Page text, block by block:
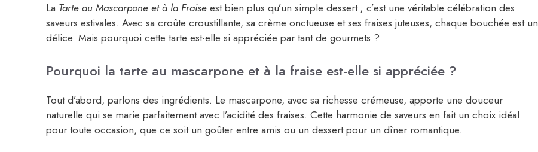
La Tarte au Mascarpone et à la Fraise est bien plus qu’un simple dessert ; c’est une véritable célébration des
saveurs estivales. Avec sa croûte croustillante, sa crème onctueuse et ses fraises juteuses, chaque bouchée est un
délice. Mais pourquoi cette tarte est-elle si appréciée par tant de gourmets ?
Pourquoi la tarte au mascarpone et à la fraise est-elle si appréciée ?
Tout d’abord, parlons des ingrédients. Le mascarpone, avec sa richesse crémeuse, apporte une douceur
naturelle qui se marie parfaitement avec l’acidité des fraises. Cette harmonie de saveurs en fait un choix idéal
pour toute occasion, que ce soit un goûter entre amis ou un dessert pour un dîner romantique.